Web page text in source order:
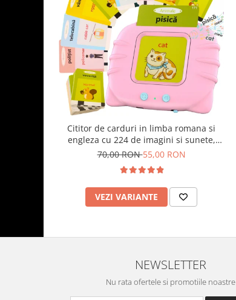
Cititor de carduri in limba romana si
engleza cu 224 de imagini si sunete,
incarcare USB
70,00 RON55,00 RON
VEZI VARIANTE
NEWSLETTER
Nu rata ofertele si promotiile noastre